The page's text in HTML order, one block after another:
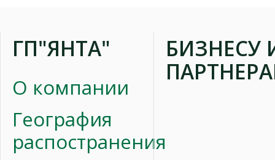
ГП"ЯНТА"
О компании
География
распостранения
БИЗНЕСУ